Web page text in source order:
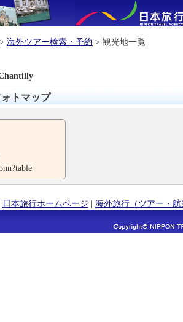
> 海外ツアー検索・予約 > 観光地一覧
トマップ
日本旅行ホームページ | 海外旅行（ツアー・航